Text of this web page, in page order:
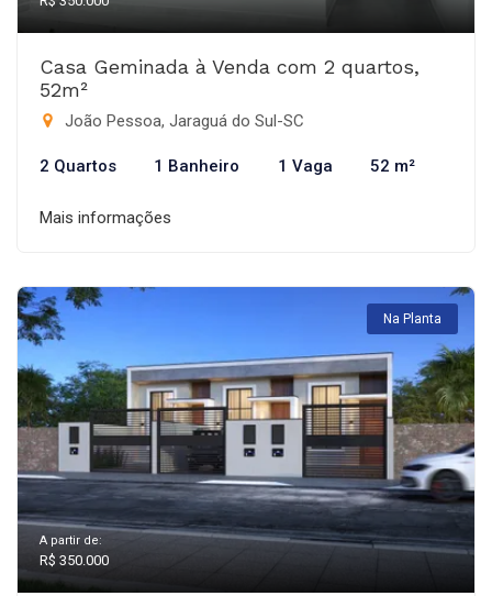
Casa Geminada à Venda com 2 quartos,
52m²
João Pessoa, Jaraguá do Sul-SC
2 Quartos 1 Banheiro 1 Vaga 52 m²
Mais informações
Na Planta
A partir de:
R$ 350.000